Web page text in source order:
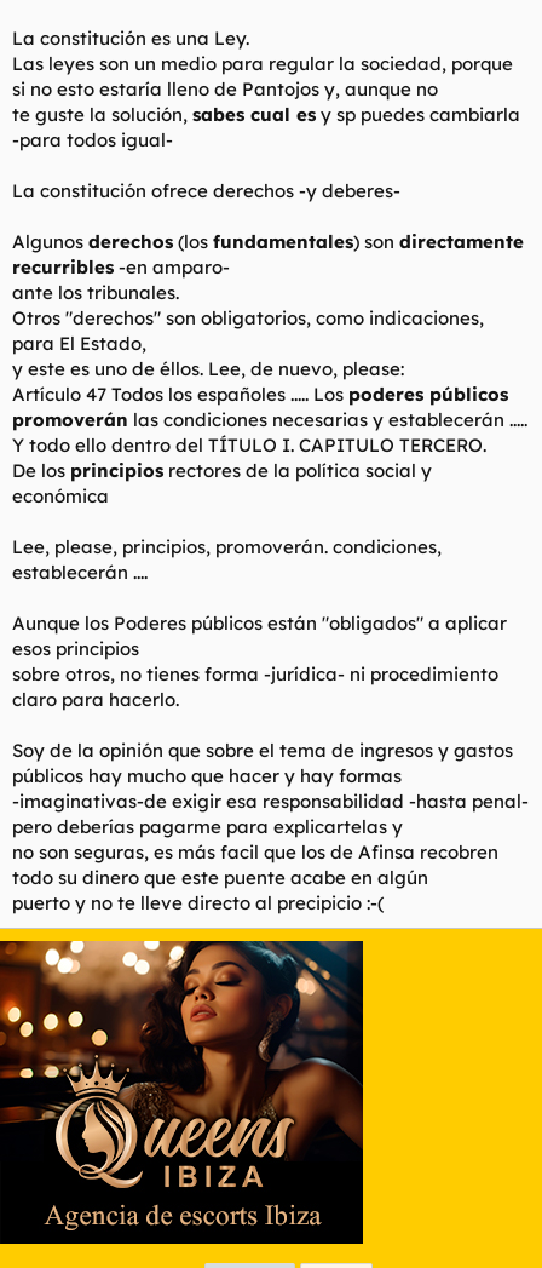
La constitución es una Ley.
Las leyes son un medio para regular la sociedad, porque
si no esto estaría lleno de Pantojos y, aunque no
te guste la solución, sabes cual es y sp puedes cambiarla
-para todos igual-
La constitución ofrece derechos -y deberes-
Algunos derechos (los fundamentales) son directamente
recurribles -en amparo-
ante los tribunales.
Otros "derechos" son obligatorios, como indicaciones,
para El Estado,
y este es uno de éllos. Lee, de nuevo, please:
Artículo 47 Todos los españoles ..... Los poderes públicos
promoverán las condiciones necesarias y establecerán .....
Y todo ello dentro del TÍTULO I. CAPITULO TERCERO.
De los principios rectores de la política social y
económica
Lee, please, principios, promoverán. condiciones,
establecerán ....
Aunque los Poderes públicos están "obligados" a aplicar
esos principios
sobre otros, no tienes forma -jurídica- ni procedimiento
claro para hacerlo.
Soy de la opinión que sobre el tema de ingresos y gastos
públicos hay mucho que hacer y hay formas
-imaginativas-de exigir esa responsabilidad -hasta penal-
pero deberías pagarme para explicartelas y
no son seguras, es más facil que los de Afinsa recobren
todo su dinero que este puente acabe en algún
puerto y no te lleve directo al precipicio :-(